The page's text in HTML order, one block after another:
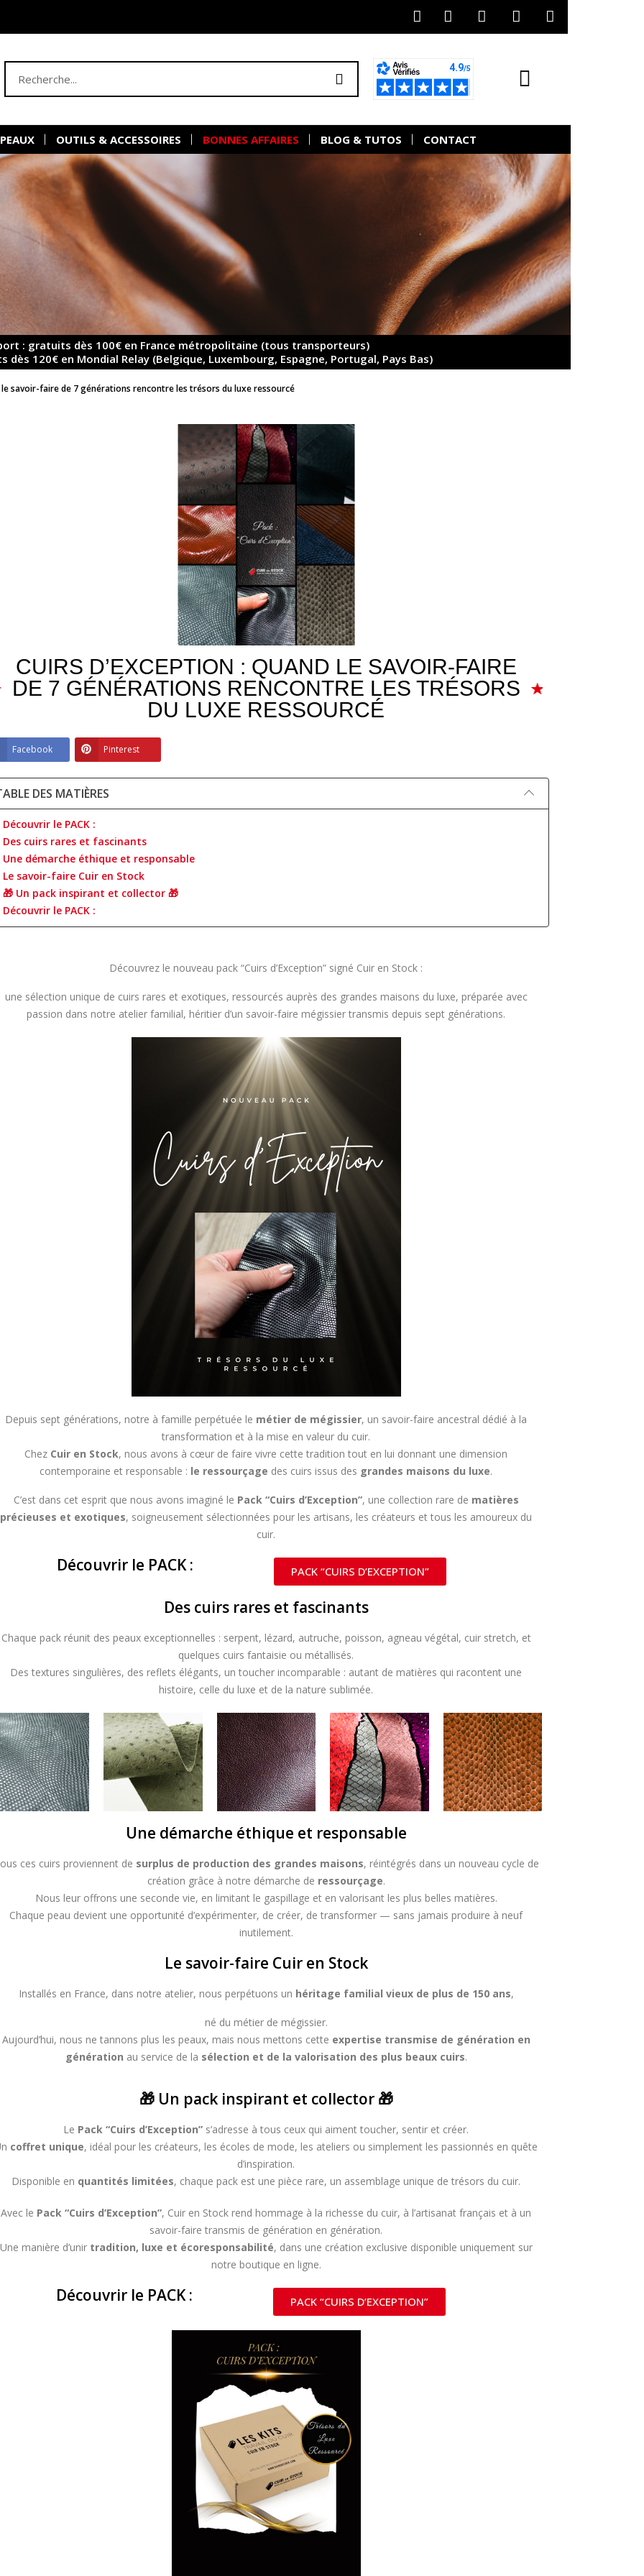
OUTILS & ACCESSOIRES BONNES AFFAIRES BLOG & TUTOS CONTACT
: gratuits dès 100€ en France métropolitaine (tous transporteurs)
dès 120€ en Mondial Relay (Belgique, Luxembourg, Espagne, Portugal, Pays Bas)
le savoir-faire de 7 générations rencontre les trésors du luxe ressourcé
UNE
EN CUIR SANS
(PATRON
en cuir
grâce à notre
Apprenez à réaliser des
finitions professionnelles et
adaptées à votre projet avec
LIRE LA SUITE
LIRE LA SUITE
CUIRS D’EXCEPTION : QUAND LE SAVOIR-FAIRE
DE 7 GÉNÉRATIONS RENCONTRE LES TRÉSORS
DU LUXE RESSOURCÉ
Facebook Pinterest
DES MATIÈRES
Découvrir le PACK :
Des cuirs rares et fascinants
Une démarche éthique et responsable
Le savoir-faire Cuir en Stock
🎁 Un pack inspirant et collector 🎁
Découvrir le PACK :
Découvrez le nouveau pack “Cuirs d’Exception” signé Cuir en Stock :
une sélection unique de cuirs rares et exotiques, ressourcés auprès des grandes maisons du luxe, préparée avec
passion dans notre atelier familial, héritier d’un savoir-faire mégissier transmis depuis sept générations.
Depuis sept générations, notre à famille perpétuée le métier de mégissier, un savoir-faire ancestral dédié à la
transformation et à la mise en valeur du cuir.
Chez Cuir en Stock, nous avons à cœur de faire vivre cette tradition tout en lui donnant une dimension
contemporaine et responsable : le ressourçage des cuirs issus des grandes maisons du luxe.
C’est dans cet esprit que nous avons imaginé le Pack “Cuirs d’Exception”, une collection rare de matières
précieuses et exotiques, soigneusement sélectionnées pour les artisans, les créateurs et tous les amoureux du
cuir.
Découvrir le PACK : PACK “CUIRS D’EXCEPTION”
Des cuirs rares et fascinants
Chaque pack réunit des peaux exceptionnelles : serpent, lézard, autruche, poisson, agneau végétal, cuir stretch, et
quelques cuirs fantaisie ou métallisés.
Des textures singulières, des reflets élégants, un toucher incomparable : autant de matières qui racontent une
histoire, celle du luxe et de la nature sublimée.
Une démarche éthique et responsable
ces cuirs proviennent de surplus de production des grandes maisons, réintégrés dans un nouveau cycle de
création grâce à notre démarche de ressourçage.
Nous leur offrons une seconde vie, en limitant le gaspillage et en valorisant les plus belles matières.
Chaque peau devient une opportunité d’expérimenter, de créer, de transformer — sans jamais produire à neuf
inutilement.
Le savoir-faire Cuir en Stock
Installés en France, dans notre atelier, nous perpétuons un héritage familial vieux de plus de 150 ans,
né du métier de mégissier.
Aujourd’hui, nous ne tannons plus les peaux, mais nous mettons cette expertise transmise de génération en
génération au service de la sélection et de la valorisation des plus beaux cuirs.
🎁 Un pack inspirant et collector 🎁
Le Pack “Cuirs d’Exception” s’adresse à tous ceux qui aiment toucher, sentir et créer.
coffret unique, idéal pour les créateurs, les écoles de mode, les ateliers ou simplement les passionnés en quête
d’inspiration.
Disponible en quantités limitées, chaque pack est une pièce rare, un assemblage unique de trésors du cuir.
Avec le Pack “Cuirs d’Exception”, Cuir en Stock rend hommage à la richesse du cuir, à l’artisanat français et à un
savoir-faire transmis de génération en génération.
Une manière d’unir tradition, luxe et écoresponsabilité, dans une création exclusive disponible uniquement sur
notre boutique en ligne.
Découvrir le PACK : PACK “CUIRS D’EXCEPTION”